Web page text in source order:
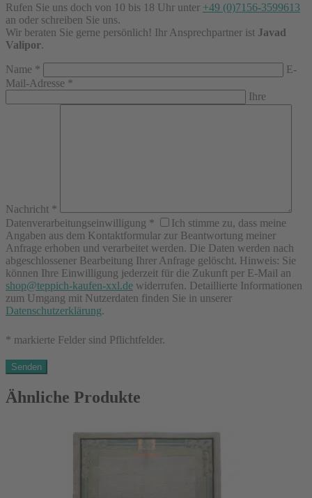
Rufen Sie uns doch von 10 bis 18 Uhr unter +49 (0)7156-3599613
an oder schreiben Sie uns.
Wir beraten Sie gerne persönlich! Ihr Ansprechpartner ist Javad
Valipor.
Name *
E-
Mail-Adresse *
Ihre
Nachricht *
Datenverarbeitungseinwilligung *
Ich stimme zu, dass meine
Angaben aus dem Kontaktformular zur Beantwortung meiner
Anfrage erhoben und verarbeitet werden. Die Daten werden nach
abgeschlossener Bearbeitung Ihrer Anfrage gelöscht. Hinweis: Sie
können Ihre Einwilligung jederzeit für die Zukunft per E-Mail an
shop@teppich-kaufen-xxl.de widerrufen. Detaillierte Informationen
zum Umgang mit Nutzerdaten finden Sie in unserer
Datenschutzerklärung.
* markierte Felder sind Pflichtfelder.
Ähnliche Produkte